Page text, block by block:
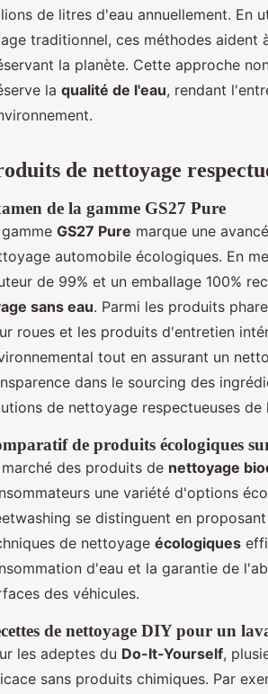
de litres d'eau annuellement. En
traditionnel, ces méthodes
la planète. Cette approche
la qualité de l'eau, rendant
de nettoyage
de la gamme GS27 Pure
GS27 Pure marque une
automobile écologiques. En
de 99% et un emballage 100%
sans eau. Parmi les produits
roues et les produits d'entretien
tout en assurant un
dans le sourcing des
de nettoyage respectueuses de
de produits écologiques
marché des produits de nettoyage
une variété d'options
se distinguent en
de nettoyage écologiques
d'eau et la garantie de
des véhicules.
de nettoyage DIY pour un
les adeptes du Do-It-Yourself,
sans produits chimiques. Par